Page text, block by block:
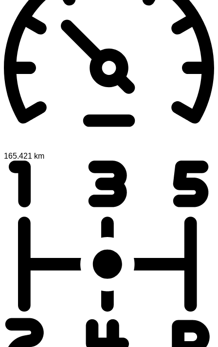
165.421 km